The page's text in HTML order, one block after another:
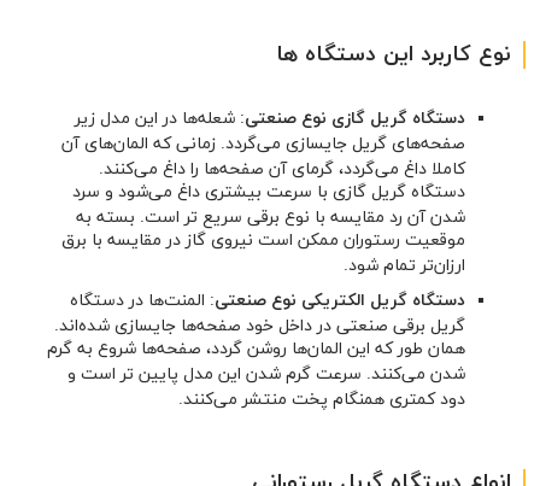
نوع کاربرد این دستگاه ها
دستگاه گریل گازی نوع صنعتی: شعله‌ها در این مدل زیر
صفحه‌های گریل جایسازی می‌گردد. زمانی که المان‌های آن
کاملا داغ می‌گردد، گرمای آن صفحه‌ها را داغ می‌کنند.
دستگاه گریل گازی با سرعت بیشتری داغ می‌شود و سرد
شدن آن رد مقایسه با نوع برقی سریع تر است. بسته به
موقعیت رستوران ممکن است نیروی گاز در مقایسه با برق
ارزان‌تر تمام شود.
دستگاه گریل الکتریکی نوع صنعتی: المنت‌ها در دستگاه
گریل برقی صنعتی در داخل خود صفحه‌ها جایسازی شده‌اند.
همان طور که این المان‌ها روشن گردد، صفحه‌ها شروع به گرم
شدن می‌کنند. سرعت گرم شدن این مدل پایین تر است و
دود کمتری همنگام پخت منتشر می‌کنند.